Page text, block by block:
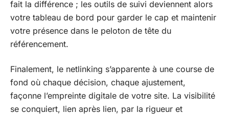
fait la différence ; les outils de suivi deviennent alors
votre tableau de bord pour garder le cap et maintenir
votre présence dans le peloton de tête du
référencement.
Finalement, le netlinking s’apparente à une course de
fond où chaque décision, chaque ajustement,
façonne l’empreinte digitale de votre site. La visibilité
se conquiert, lien après lien, par la rigueur et